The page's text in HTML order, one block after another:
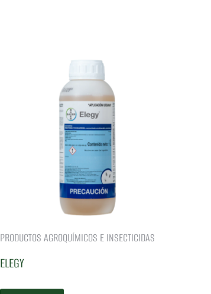
PRODUCTOS AGROQUÍMICOS E INSECTICIDAS
ELEGY